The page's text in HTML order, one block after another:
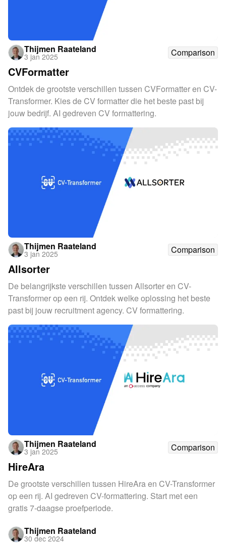
Thijmen Raateland
3 jan 2025 Comparison
CVFormatter
Ontdek de grootste verschillen tussen CVFormatter en CV-
Transformer. Kies de CV formatter die het beste past bij
jouw bedrijf. AI gedreven CV formattering.
Thijmen Raateland
3 jan 2025 Comparison
Allsorter
De belangrijkste verschillen tussen Allsorter en CV-
Transformer op een rij. Ontdek welke oplossing het beste
past bij jouw recruitment agency. CV formattering.
Thijmen Raateland
3 jan 2025 Comparison
HireAra
De grootste verschillen tussen HireAra en CV-Transformer
op een rij. AI gedreven CV-formattering. Start met een
gratis 7-daagse proefperiode.
Thijmen Raateland
30 dec 2024